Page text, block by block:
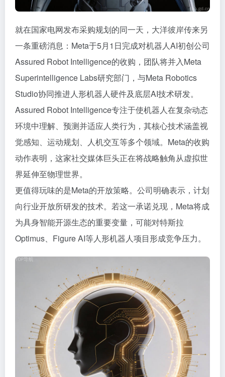
就在国家电网发布采购规划的同一天，大洋彼岸传来另
一条重磅消息：Meta于5月1日完成对机器人AI初创公司
Assured Robot Intelligence的收购，团队将并入Meta
Superintelligence Labs研究部门，与Meta Robotics
Studio协同推进人形机器人硬件及底层AI技术研发。
Assured Robot Intelligence专注于使机器人在复杂动态
环境中理解、预测并适应人类行为，其核心技术涵盖视
觉感知、运动规划、人机交互等多个领域。Meta的收购
动作表明，这家社交媒体巨头正在将战略触角从虚拟世
界延伸至物理世界。
更值得玩味的是Meta的开放策略。公司明确表示，计划
向行业开放所研发的技术。若这一承诺兑现，Meta将成
为具身智能开源生态的重要变量，可能对特斯拉
Optimus、Figure AI等人形机器人项目形成竞争压力。